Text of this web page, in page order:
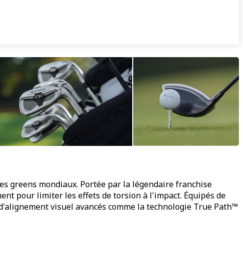
greens mondiaux. Portée par la légendaire franchise
pour limiter les effets de torsion à l'impact. Équipés de
visuel avancés comme la technologie True Path™